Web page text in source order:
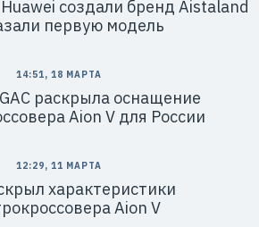
создали бренд Aistaland
первую модель
14:51, 18 МАРТА
раскрыла оснащение
Aion V для России
12:29, 11 МАРТА
характеристики
Aion V